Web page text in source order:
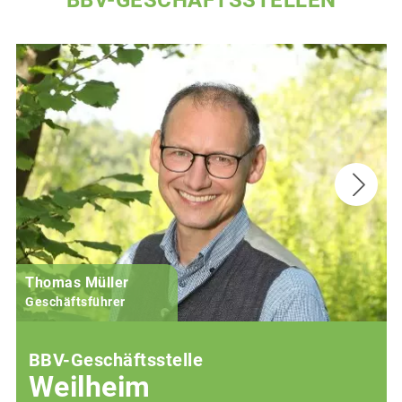
Thomas Müller
Geschäftsführer
BBV-Geschäftsstelle
Weilheim